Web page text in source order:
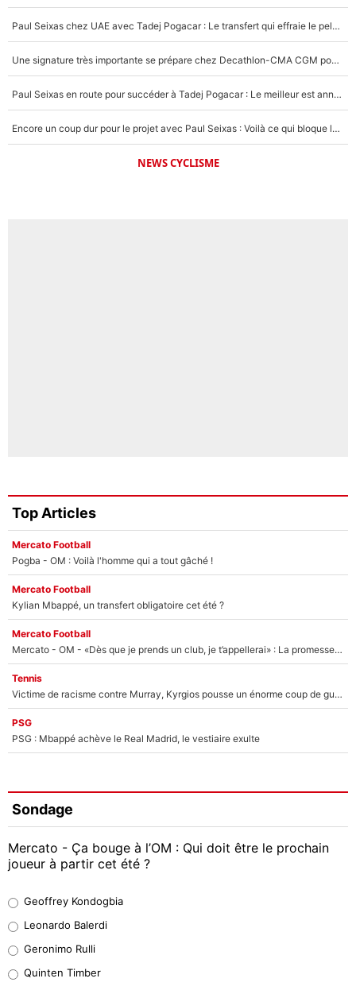
Paul Seixas chez UAE avec Tadej Pogacar : Le transfert qui effraie le peloton, «c’est la pire des choses qui puisse arriver»
Une signature très importante se prépare chez Decathlon-CMA CGM pour aider Paul Seixas à gagner le Tour de France 2027
Paul Seixas en route pour succéder à Tadej Pogacar : Le meilleur est annoncé pour l’avenir de la pépite française
Encore un coup dur pour le projet avec Paul Seixas : Voilà ce qui bloque le transfert d’un coureur chez Decathlon-CMA CGM
NEWS CYCLISME
Top Articles
Mercato Football
Pogba - OM : Voilà l'homme qui a tout gâché !
Mercato Football
Kylian Mbappé, un transfert obligatoire cet été ?
Mercato Football
Mercato - OM - «Dès que je prends un club, je t’appellerai» : La promesse de Marcelino au moment de claquer la porte
Tennis
Victime de racisme contre Murray, Kyrgios pousse un énorme coup de gueule !
PSG
PSG : Mbappé achève le Real Madrid, le vestiaire exulte
Sondage
Mercato - Ça bouge à l’OM : Qui doit être le prochain
joueur à partir cet été ?
38%
32%
Geoffrey Kondogbia
Leonardo Balerdi
Geronimo Rulli
Quinten Timber